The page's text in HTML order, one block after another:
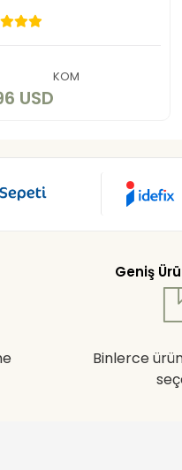
KOM
USD
Add to cart
Geniş
Binlerce